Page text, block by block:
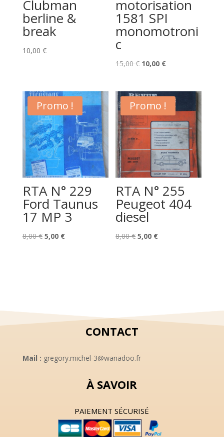
Clubman
berline &
break
10,00 €
motorisation
1581 SPI
monomotroni
c
15,00€ Le
initial
était :
15,00 €.
10,00 €Le
actuel
est :
10,00 €.
Promo !
RTA N° 229
Ford Taunus
17 MP 3
8,00€ Le
5,00 €Le
Promo !
RTA N° 255
Peugeot 404
diesel
8,00€ Le
5,00 €Le
CONTACT
Mail : gregory.michel-3@wanadoo.fr
À SAVOIR
PAIEMENT SÉCURISÉ